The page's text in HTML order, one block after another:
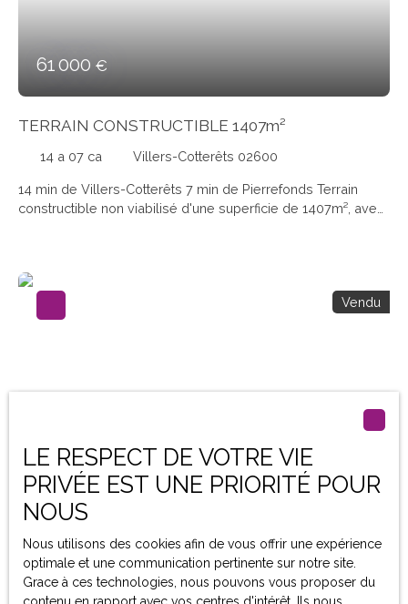
61 000 €
TERRAIN CONSTRUCTIBLE 1407m²
14 a 07 ca Villers-Cotterêts 02600
14 min de Villers-Cotterêts 7 min de Pierrefonds Terrain
constructible non viabilisé d'une superficie de 1407m², avec
SOISSONS sous le numéro 89853856600016. A contacter
Vendu
Vendu
16 a 18 ca Pierrefonds 60350
A SAISIR 12 min de Pierrefonds 13 min de Villers Cotterêts
LE RESPECT DE VOTRE VIE
PRIVÉE EST UNE PRIORITÉ POUR
NOUS
Nous utilisons des cookies afin de vous offrir une expérience
optimale et une communication pertinente sur notre site.
Grace à ces technologies, nous pouvons vous proposer du